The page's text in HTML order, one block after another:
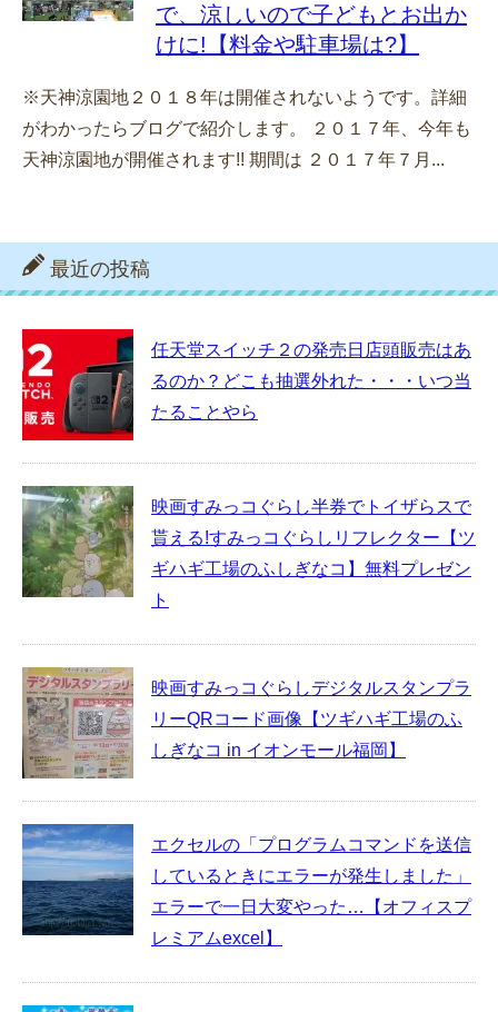
で、涼しいので子どもとお出か
けに!【料金や駐車場は?】
※天神涼園地２０１８年は開催されないようです。詳細
がわかったらブログで紹介します。 ２０１７年、今年も
天神涼園地が開催されます!! 期間は ２０１７年７月...
最近の投稿
任天堂スイッチ２の発売日店頭販売はあ
るのか？どこも抽選外れた・・・いつ当
たることやら
映画すみっコぐらし半券でトイザらスで
貰える!すみっコぐらしリフレクター【ツ
ギハギ工場のふしぎなコ】無料プレゼン
ト
映画すみっコぐらしデジタルスタンプラ
リーQRコード画像【ツギハギ工場のふ
しぎなコ in イオンモール福岡】
エクセルの「プログラムコマンドを送信
しているときにエラーが発生しました」
エラーで一日大変やった…【オフィスプ
レミアムexcel】